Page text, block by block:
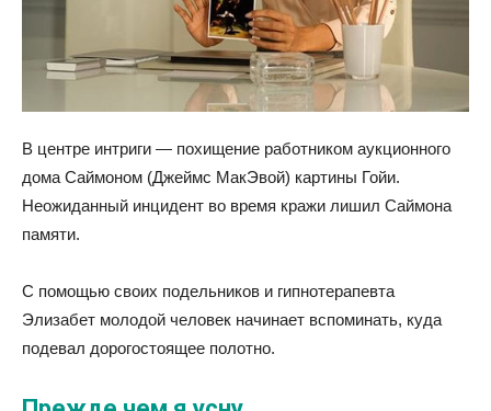
В центре интриги — похищение работником аукционного
дома Саймоном (Джеймс МакЭвой) картины Гойи.
Неожиданный инцидент во время кражи лишил Саймона
памяти.
С помощью своих подельников и гипнотерапевта
Элизабет молодой человек начинает вспоминать, куда
подевал дорогостоящее полотно.